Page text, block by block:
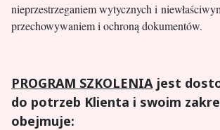
nieprzestrzeganiem wytycznych i
przechowywaniem i ochroną dokumentów.
PROGRAM SZKOLENIA jest
do potrzeb Klienta i swoim
obejmuje: